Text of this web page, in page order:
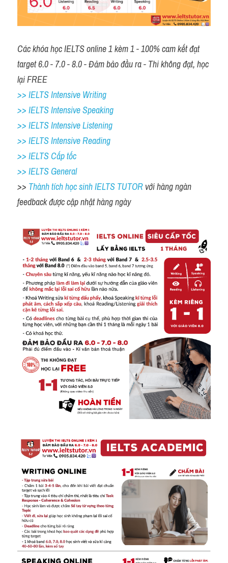
Các khóa học IELTS online 1 kèm 1 - 100% cam kết đạt
target 6.0 - 7.0 - 8.0 - Đảm bảo đầu ra - Thi không đạt, học
lại FREE
>> IELTS Intensive Writing
>> IELTS Intensive Speaking
>> IELTS Intensive Listening
>> IELTS Intensive Reading
>> IELTS Cấp tốc
>> IELTS General
>> Thành tích học sinh IELTS TUTOR với hàng ngàn
feedback được cập nhật hàng ngày